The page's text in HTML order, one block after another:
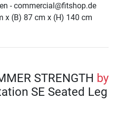
- commercial@fitshop.de
x (B) 87 cm x (H) 140 cm
STRENGTH by
SE Seated Leg